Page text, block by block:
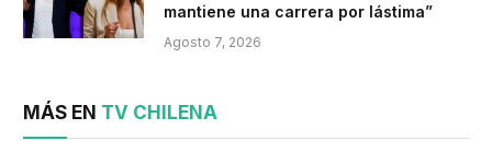
mantiene una carrera por lástima”
Agosto 7, 2026
MÁS EN TV CHILENA